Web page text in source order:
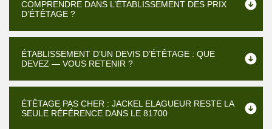
COMPRENDRE DANS L’ÉTABLISSEMENT DES PRIX
D’ÉTÊTAGE ?
ÉTABLISSEMENT D’UN DEVIS D’ÉTÊTAGE : QUE
DEVEZ — VOUS RETENIR ?
ÉTÊTAGE PAS CHER : JACKEL ELAGUEUR RESTE LA
SEULE RÉFÉRENCE DANS LE 81700